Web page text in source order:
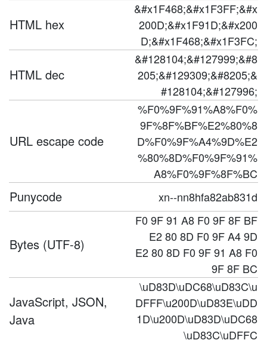
HTML hex
&#x1F468;&#x1F3FF;&#x
200D;&#x1F91D;&#x200
D;&#x1F468;&#x1F3FC;
HTML dec
&#128104;&#127999;&#8
205;&#129309;&#8205;&
#128104;&#127996;
URL escape code
%F0%9F%91%A8%F0%
9F%8F%BF%E2%80%8
D%F0%9F%A4%9D%E2
%80%8D%F0%9F%91%
A8%F0%9F%8F%BC
Punycode xn--nn8hfa82ab831d
Bytes (UTF-8)
F0 9F 91 A8 F0 9F 8F BF
E2 80 8D F0 9F A4 9D
E2 80 8D F0 9F 91 A8 F0
9F 8F BC
JavaScript, JSON,
Java
\uD83D\uDC68\uD83C\u
DFFF\u200D\uD83E\uDD
1D\u200D\uD83D\uDC68
\uD83C\uDFFC